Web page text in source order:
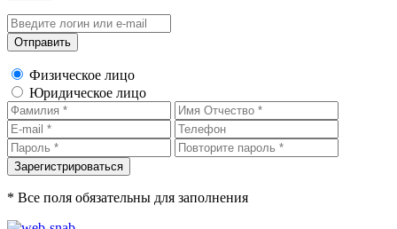
Физическое лицо
Юридическое лицо
* Все поля обязательны для заполнения